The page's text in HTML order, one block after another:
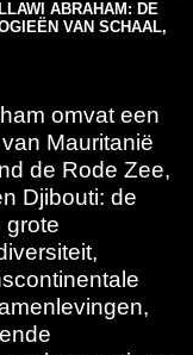
ABRAHAM: DE
VAN SCHAAL,
omvat een
Mauritanië
de Rode Zee,
Djibouti: de
grote